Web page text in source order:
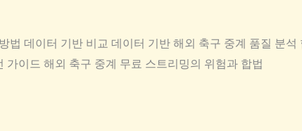
법 데이터 기반 비교 데이터 기반 해외 축구 중계 품질 분
이드 해외 축구 중계 무료 스트리밍의 위험과 합법